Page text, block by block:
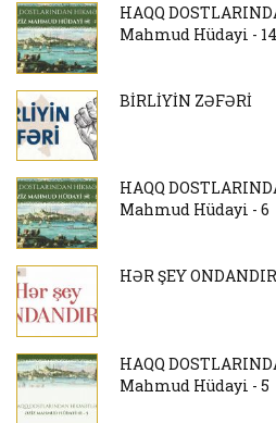
HAQQ
Mahmud Hüdayi - 14
BİRLİYİN ZƏFƏRİ
HAQQ
Mahmud Hüdayi - 6
HƏR ŞEY ONDANDIR
HAQQ
Mahmud Hüdayi - 5